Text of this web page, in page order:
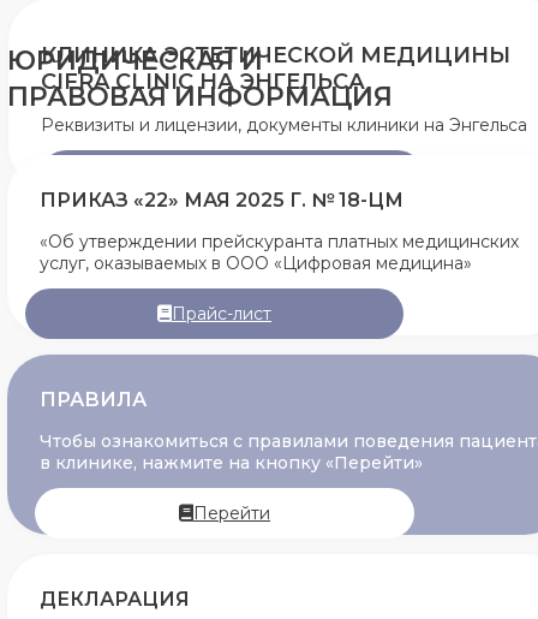
КЛИНИКА ЭСТЕТИЧЕСКОЙ МЕДИЦИНЫ
CIFRA CLINIC НА ЭНГЕЛЬСА
Реквизиты и лицензии, документы клиники на Энгельса
ЮРИДИЧЕСКАЯ И
ПРАВОВАЯ ИНФОРМАЦИЯ
ПРИКАЗ «22» МАЯ 2025 Г. № 18-ЦМ
«Об утверждении прейскуранта платных медицинских
услуг, оказываемых в ООО «Цифровая медицина»
Прайс-лист
ПРАВИЛА
Чтобы ознакомиться с правилами поведения
в клинике, нажмите на кнопку «Перейти»
Перейти
ДЕКЛАРАЦИЯ